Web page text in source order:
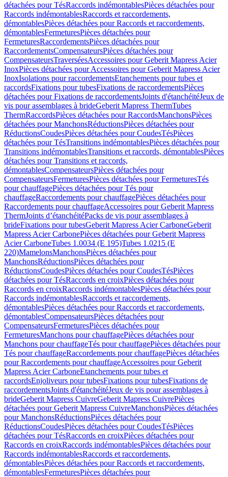
détachées pour TésRaccords indémontablesPièces détachées pour
Raccords indémontablesRaccords et raccordements,
démontablesPièces détachées pour Raccords et raccordements,
démontablesFermeturesPièces détachées pour
FermeturesRaccordementsPièces détachées pour
RaccordementsCompensateursPièces détachées pour
CompensateursTraverséesAccessoires pour Geberit Mapress Acier
InoxPièces détachées pour Accessoires pour Geberit Mapress Acier
InoxIsolations pour raccordementsEtanchements pour tubes et
raccordsFixations pour tubesFixations de raccordementsPièces
détachées pour Fixations de raccordementsJoints d'étanchéitéJeux de
vis pour assemblages à brideGeberit Mapress ThermTubes
ThermRaccordsPièces détachées pour RaccordsManchonsPièces
détachées pour ManchonsRéductionsPièces détachées pour
RéductionsCoudesPièces détachées pour CoudesTésPièces
détachées pour TésTransitions indémontablesPièces détachées pour
Transitions indémontablesTransitions et raccords, démontablesPièces
détachées pour Transitions et raccords,
démontablesCompensateursPièces détachées pour
CompensateursFermeturesPièces détachées pour FermeturesTés
pour chauffagePièces détachées pour Tés pour
chauffageRaccordements pour chauffagePièces détachées pour
Raccordements pour chauffageAccessoires pour Geberit Mapress
ThermJoints d’étanchéitéPacks de vis pour assemblages à
brideFixations pour tubesGeberit Mapress Acier CarboneGeberit
Mapress Acier CarbonePièces détachées pour Geberit Mapress
Acier CarboneTubes 1.0034 (E 195)Tubes 1.0215 (E
220)MamelonsManchonsPièces détachées pour
ManchonsRéductionsPièces détachées pour
RéductionsCoudesPièces détachées pour CoudesTésPièces
détachées pour TésRaccords en croixPièces détachées pour
Raccords en croixRaccords indémontablesPièces détachées pour
Raccords indémontablesRaccords et raccordements,
démontablesPièces détachées pour Raccords et raccordements,
démontablesCompensateursPièces détachées pour
CompensateursFermeturesPièces détachées pour
FermeturesManchons pour chauffagePièces détachées pour
Manchons pour chauffageTés pour chauffagePièces détachées pour
Tés pour chauffageRaccordements pour chauffagePièces détachées
pour Raccordements pour chauffageAccessoires pour Geberit
Mapress Acier CarboneEtanchements pour tubes et
raccordsEnjoliveurs pour tubesFixations pour tubesFixations de
raccordementsJoints d'étanchéitéJeux de vis pour assemblages à
brideGeberit Mapress CuivreGeberit Mapress CuivrePièces
détachées pour Geberit Mapress CuivreManchonsPièces détachées
pour ManchonsRéductionsPièces détachées pour
RéductionsCoudesPièces détachées pour CoudesTésPièces
détachées pour TésRaccords en croixPièces détachées pour
Raccords en croixRaccords indémontablesPièces détachées pour
Raccords indémontablesRaccords et raccordements,
démontablesPièces détachées pour Raccords et raccordements,
démontablesFermeturesPièces détachées pour